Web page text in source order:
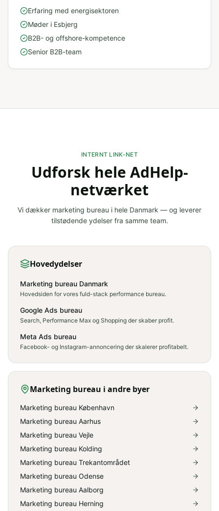
Erfaring med energisektoren
Møder i Esbjerg
B2B- og offshore-kompetence
Senior B2B-team
INTERNT LINK-NET
Udforsk hele AdHelp-
netværket
Vi dækker marketing bureau i hele Danmark — og leverer
tilstødende ydelser fra samme team.
Hovedydelser
Marketing bureau Danmark
Hovedsiden for vores fuld-stack performance bureau.
Google Ads bureau
Search, Performance Max og Shopping der skaber profit.
Meta Ads bureau
Facebook- og Instagram-annoncering der skalerer profitabelt.
Marketing bureau i andre byer
Marketing bureau København
Marketing bureau Aarhus
Marketing bureau Vejle
Marketing bureau Kolding
Marketing bureau Trekantområdet
Marketing bureau Odense
Marketing bureau Aalborg
Marketing bureau Herning